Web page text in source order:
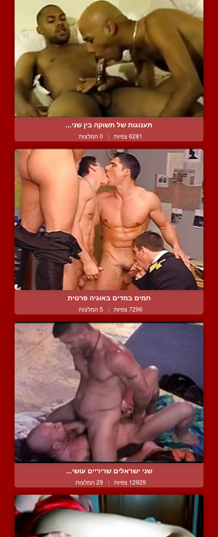
תענוגות של תשוקה בין שני...
6281 צפיות | 0 המלצות
חמים במדים באוגיה פרטית
7296 צפיות | 5 המלצות
שני ישראלים שריריים עושי...
12929 צפיות | 29 המלצות